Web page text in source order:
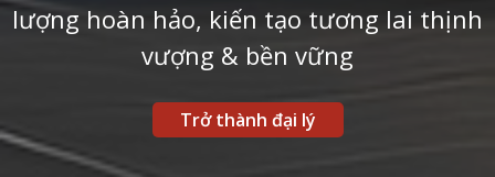
lượng hoàn hảo, kiến tạo tương lai thịnh
vượng & bền vững
Trở thành đại lý